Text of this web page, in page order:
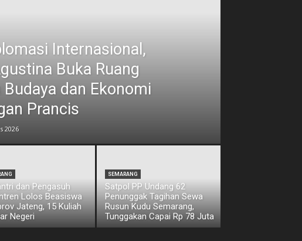
Internasional,
Buka Ruang
Budaya dan Ekonomi
Prancis
2026
dan Pengasuh
Lolos Beasiswa
Jateng, 15 Kuliah
Negeri
SEMARANG
Satpol PP Undang 62
Penunggak Tagihan Sewa
Rusun Kudu Semarang,
Tunggakan Capai Rp 78 Juta